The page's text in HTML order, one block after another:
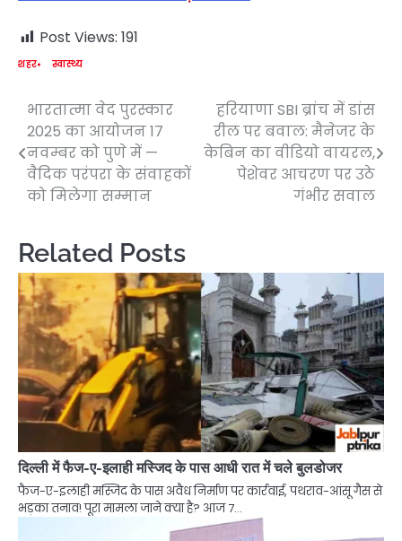
Post Views: 191
शहर स्वास्थ्य
Post
navigation
भारतात्मा वेद पुरस्कार
2025 का आयोजन 17
नवम्बर को पुणे में —
वैदिक परंपरा के संवाहकों
को मिलेगा सम्मान
हरियाणा SBI ब्रांच में डांस
रील पर बवाल: मैनेजर के
केबिन का वीडियो वायरल,
पेशेवर आचरण पर उठे
गंभीर सवाल
Related Posts
दिल्ली में फैज-ए-इलाही मस्जिद के पास आधी रात में चले बुलडोजर
फैज-ए-इलाही मस्जिद के पास अवैध निर्माण पर कार्रवाई, पथराव-आंसू गैस से
भड़का तनाव! पूरा मामला जाने क्या है? आज 7…